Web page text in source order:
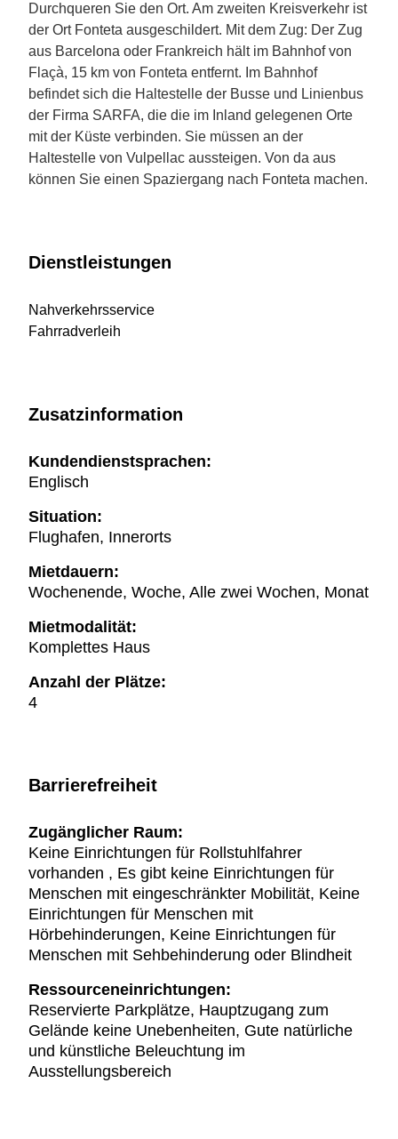
Durchqueren Sie den Ort. Am zweiten Kreisverkehr ist
der Ort Fonteta ausgeschildert. Mit dem Zug: Der Zug
aus Barcelona oder Frankreich hält im Bahnhof von
Flaçà, 15 km von Fonteta entfernt. Im Bahnhof
befindet sich die Haltestelle der Busse und Linienbus
der Firma SARFA, die die im Inland gelegenen Orte
mit der Küste verbinden. Sie müssen an der
Haltestelle von Vulpellac aussteigen. Von da aus
können Sie einen Spaziergang nach Fonteta machen.
Dienstleistungen
Nahverkehrsservice
Fahrradverleih
Zusatzinformation
Kundendienstsprachen:
Englisch
Situation:
Flughafen, Innerorts
Mietdauern:
Wochenende, Woche, Alle zwei Wochen, Monat
Mietmodalität:
Komplettes Haus
Anzahl der Plätze:
4
Barrierefreiheit
Zugänglicher Raum:
Keine Einrichtungen für Rollstuhlfahrer
vorhanden , Es gibt keine Einrichtungen für
Menschen mit eingeschränkter Mobilität, Keine
Einrichtungen für Menschen mit
Hörbehinderungen, Keine Einrichtungen für
Menschen mit Sehbehinderung oder Blindheit
Ressourceneinrichtungen:
Reservierte Parkplätze, Hauptzugang zum
Gelände keine Unebenheiten, Gute natürliche
und künstliche Beleuchtung im
Ausstellungsbereich